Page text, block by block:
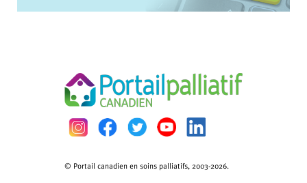
© Portail canadien en soins palliatifs, 2003-2026.